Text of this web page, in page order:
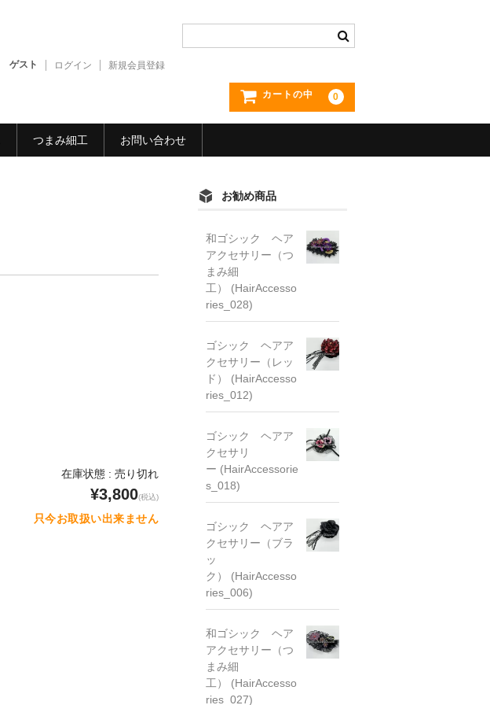
ゲスト ログイン 新規会員登録
カートの中 0
つまみ細工 お問い合わせ
在庫状態 : 売り切れ
¥3,800(税込)
只今お取扱い出来ません
お勧め商品
和ゴシック ヘア
アクセサリー（つ
まみ細
工） (HairAccesso
ries_028)
ゴシック ヘアア
クセサリー（レッ
ド） (HairAccesso
ries_012)
ゴシック ヘアア
クセサリ
ー (HairAccessorie
s_018)
ゴシック ヘアア
クセサリー（ブラ
ッ
ク） (HairAccesso
ries_006)
和ゴシック ヘア
アクセサリー（つ
まみ細
工） (HairAccesso
ries_027)